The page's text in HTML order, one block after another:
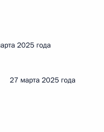
года
2025 года